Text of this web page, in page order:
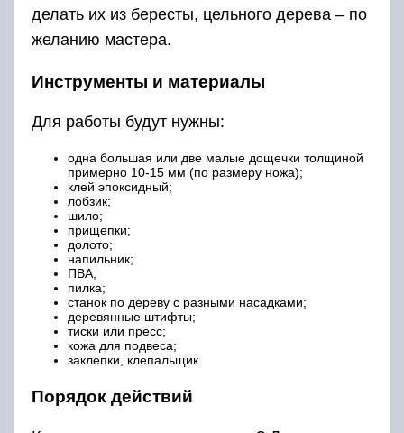
делать их из бересты, цельного дерева – по
желанию мастера.
Инструменты и материалы
Для работы будут нужны:
одна большая или две малые дощечки толщиной
примерно 10-15 мм (по размеру ножа);
клей эпоксидный;
лобзик;
шило;
прищепки;
долото;
напильник;
ПВА;
пилка;
станок по дереву с разными насадками;
деревянные штифты;
тиски или пресс;
кожа для подвеса;
заклепки, клепальщик.
Порядок действий